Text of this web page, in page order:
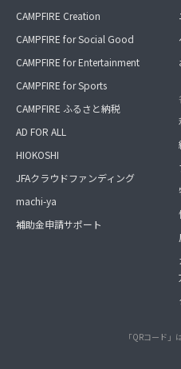
CAMPFIRE Creation
CAMPFIRE for Social Good
CAMPFIRE for Entertainment
CAMPFIRE for Sports
CAMPFIRE ふるさと納税
AD FOR ALL
HIOKOSHI
JFAクラウドファンディング
machi-ya
補助金申請サポート
「QRコード」